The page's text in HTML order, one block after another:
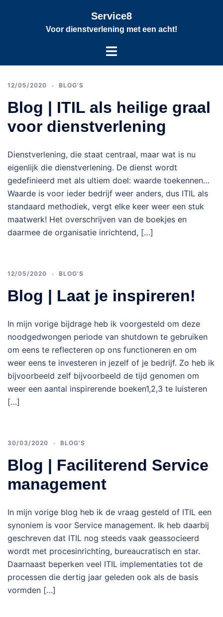
Service8
Voor dienstverlening met een acht!
12/05/2020 BLOG'S
Blog | ITIL als heilige graal
voor dienstverlening
Dienstverlening, die staat centraal, maar wat is nu
eigenlijk die dienstverlening. De dienst wordt
gedefinieerd met als ultiem doel: waarde toekennen…
Waarde is voor ieder bedrijf weer anders, dus ITIL als
standaard methodiek, vergt elke keer weer een stuk
maatwerk! Het overschrijven van de boekjes en
daarmee de organisatie inrichtend, […]
12/05/2020 BLOG'S
Blog | Laat je inspireren!
In mijn vorige bijdrage heb ik voorgesteld om deze
noodgedwongen periode van shutdown te gebruiken
om eens te reflecteren op ons functioneren en om
weer eens te investeren in jezelf of je bedrijf. Zo heb ik
bijvoorbeeld zelf bijvoorbeeld de tijd genomen om
weer een aantal inspirerende boeken1,2,3 te luisteren
[…]
30/03/2020 BLOG'S
Blog | Faciliterend Service
management
In mijn vorige blog heb ik de vraag gesteld of ITIL een
synoniem is voor Service management. Ik heb daarbij
geschreven dat ITIL nog steeds vaak geassocieerd
wordt met procesinrichting, bureaucratisch en star.
Daarnaast beperken veel ITIL implementaties tot de
processen die dertig jaar geleden ook als de basis
vormden […]